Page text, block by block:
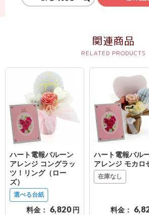
お
問
い
合
せ
関連商品
ハート電報バルーン
アレンジ コングラッ
ツ！リング（ロー
ズ）
選べる台紙
料金： 6,820 円
ハート電報バル
アレンジ モカロ
在庫なし
料金：